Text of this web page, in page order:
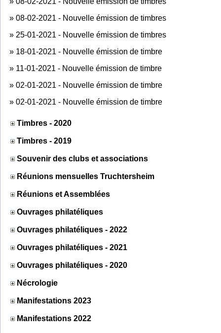
» 08-02-2021 - Nouvelle émission de timbres
» 25-01-2021 - Nouvelle émission de timbres
» 18-01-2021 - Nouvelle émission de timbre
» 11-01-2021 - Nouvelle émission de timbre
» 02-01-2021 - Nouvelle émission de timbre
» 02-01-2021 - Nouvelle émission de timbre
Timbres - 2020
Timbres - 2019
Souvenir des clubs et associations
Réunions mensuelles Truchtersheim
Réunions et Assemblées
Ouvrages philatéliques
Ouvrages philatéliques - 2022
Ouvrages philatéliques - 2021
Ouvrages philatéliques - 2020
Nécrologie
Manifestations 2023
Manifestations 2022